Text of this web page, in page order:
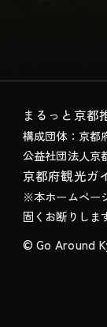
まるっと京都
構成団体：京都
公益社団法人京
京都府観光ガ
※本ホームペー
固くお断りしま
© Go Around